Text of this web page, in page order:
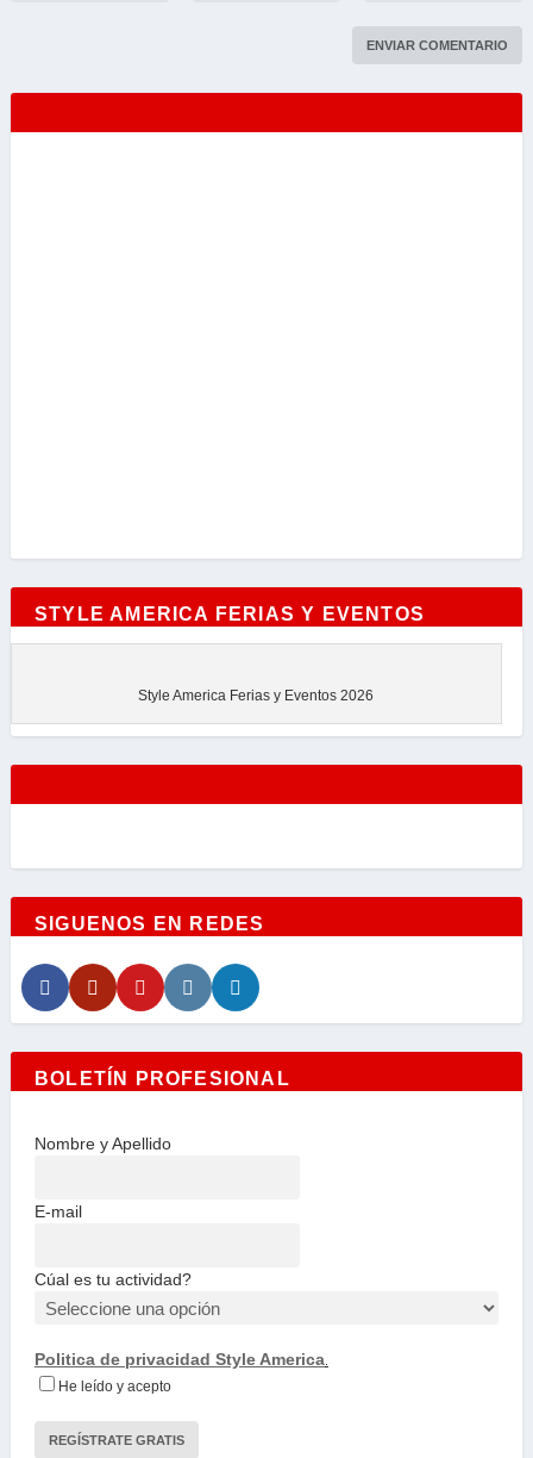
STYLE AMERICA FERIAS Y EVENTOS
Style America Ferias y Eventos 2026
SIGUENOS EN REDES
BOLETÍN PROFESIONAL
Nombre y Apellido
E-mail
Cúal es tu actividad?
Politica de privacidad Style America.
He leído y acepto